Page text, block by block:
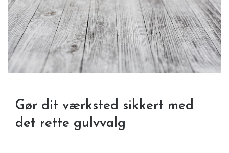
Gør dit værksted sikkert med
det rette gulvvalg